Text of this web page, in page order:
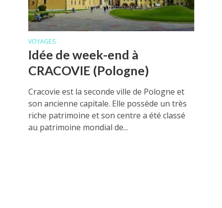
VOYAGES
Idée de week-end à
CRACOVIE (Pologne)
Cracovie est la seconde ville de Pologne et
son ancienne capitale. Elle possède un très
riche patrimoine et son centre a été classé
au patrimoine mondial de...